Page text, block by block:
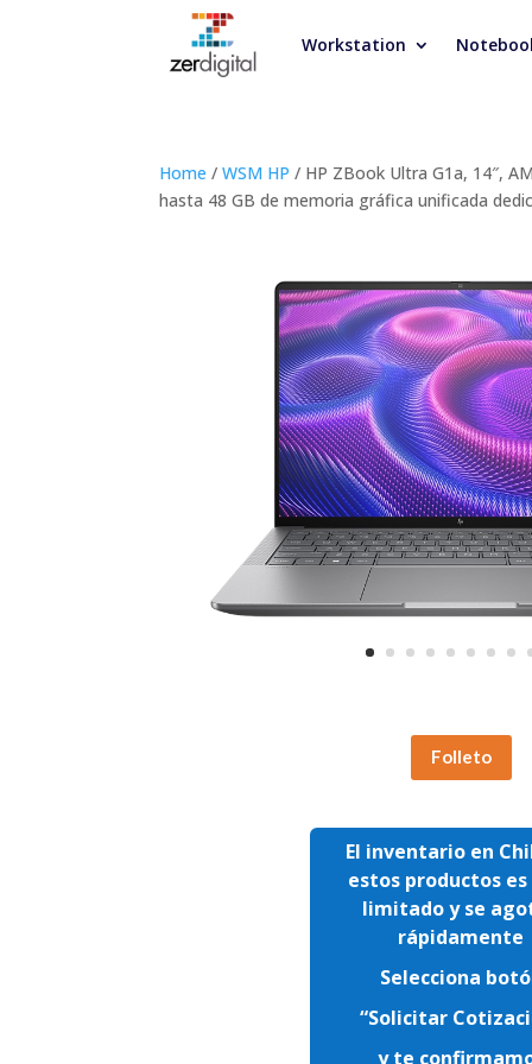
Workstation
Home /WSM HP / HP ZBook Ultra G1a, 14″,
hasta 48 GB de memoria gráfica unificada
Folleto
El inventario en
estos productos
limitado y se
rápidamente
Selecciona
“Solicitar
y te